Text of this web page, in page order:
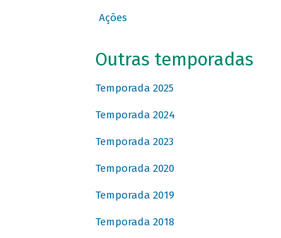
Ações
Outras temporadas
Temporada 2025
Temporada 2024
Temporada 2023
Temporada 2020
Temporada 2019
Temporada 2018